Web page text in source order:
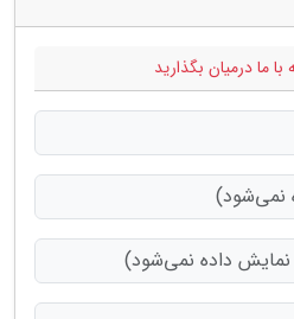
ما درمیان بگذارید